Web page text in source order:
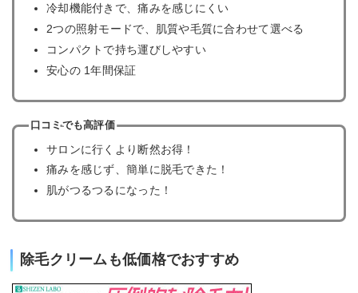
冷却機能付きで、痛みを感じにくい
2つの照射モードで、肌質や毛質に合わせて選べる
コンパクトで持ち運びしやすい
安心の 1年間保証
口コミでも高評価
サロンに行くより断然お得！
痛みを感じず、簡単に脱毛できた！
肌がつるつるになった！
除毛クリームも低価格でおすすめ